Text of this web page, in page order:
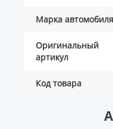
Марка автомобиля
Оригинальный
артикул
Код товара